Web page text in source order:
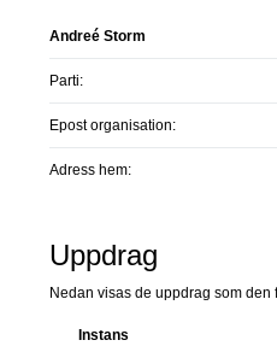
Andreé Storm
Parti:
Epost organisation:
Adress hem:
Uppdrag
Nedan visas de uppdrag som
Instans